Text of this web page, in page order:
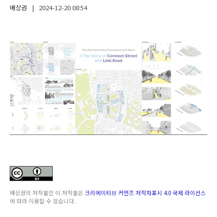
배상권
| 2024-12-2008:54
배상권의 저작물인 이 저작물은 크리에이티브 커먼즈 저작자표시 4.0 국제 라이선스
에 따라 이용할 수 있습니다.